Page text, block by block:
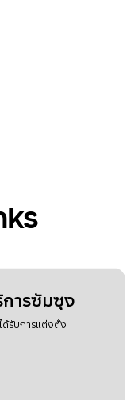
ารซัมซุง
รับการแต่งตั้ง